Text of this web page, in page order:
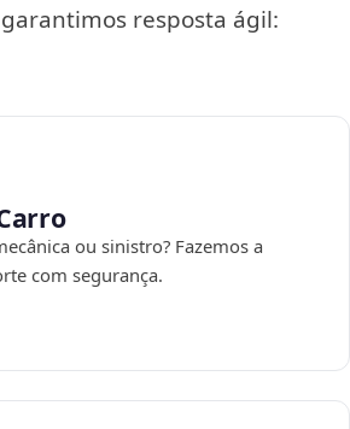
resposta ágil:
ou sinistro? Fazemos a
com segurança.